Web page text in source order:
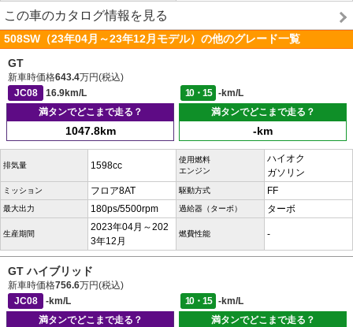
この車のカタログ情報を見る
508SW（23年04月～23年12月モデル）の他のグレード一覧
GT
新車時価格643.4万円(税込)
JC08
16.9km/L 10・15
-km/L
満タンでどこまで走る？
1047.8km
満タンでどこまで走る？
-km
排気量 1598cc
使用燃料
エンジン
ハイオク
ガソリン
ミッション フロア8AT 駆動方式 FF
最大出力 180ps/5500rpm 過給器（ターボ） ターボ
生産期間
2023年04月～202
3年12月
燃費性能 -
GT ハイブリッド
新車時価格756.6万円(税込)
JC08
-km/L 10・15
-km/L
満タンでどこまで走る？
満タンでどこまで走る？